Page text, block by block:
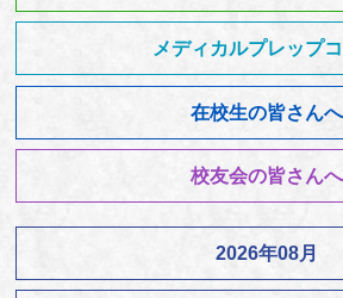
メディカルプレップ
在校生の皆さんへ
校友会の皆さんへ
2026年08月